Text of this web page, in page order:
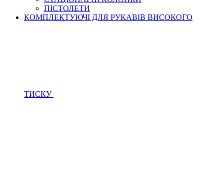
ПІСТОЛЕТИ
КОМПЛЕКТУЮЧІ ДЛЯ РУКАВІВ ВИСОКОГО
ТИСКУ